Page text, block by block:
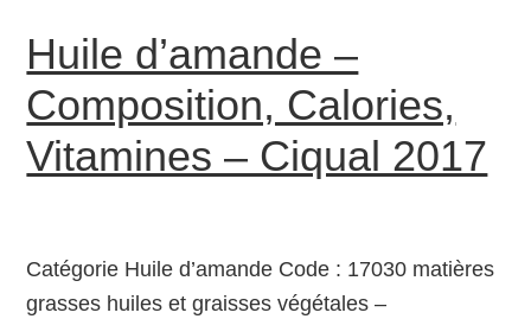
Huile d’amande –
Composition, Calories,
Vitamines – Ciqual 2017
Catégorie Huile d’amande Code : 17030 matières
grasses huiles et graisses végétales –